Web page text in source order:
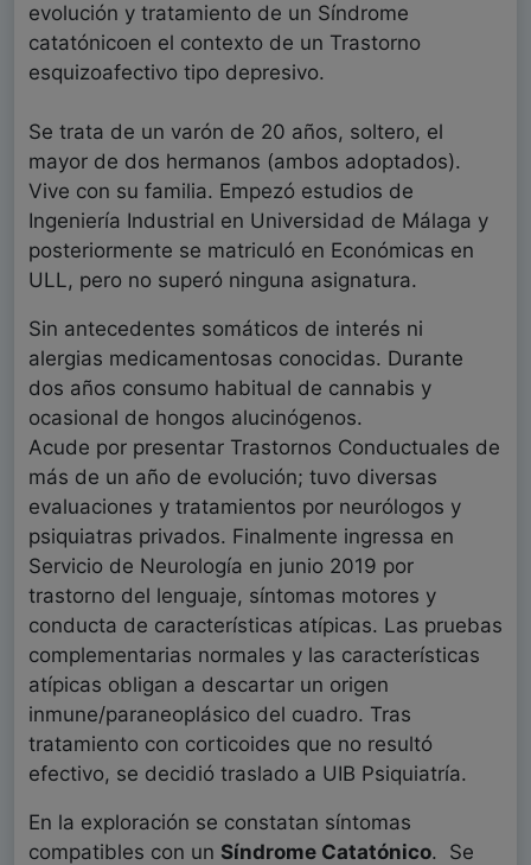
evolución y tratamiento de un Síndrome
catatónicoen el contexto de un Trastorno
esquizoafectivo tipo depresivo.
Se trata de un varón de 20 años, soltero, el
mayor de dos hermanos (ambos adoptados).
Vive con su familia. Empezó estudios de
Ingeniería Industrial en Universidad de Málaga y
posteriormente se matriculó en Económicas en
ULL, pero no superó ninguna asignatura.
Sin antecedentes somáticos de interés ni
alergias medicamentosas conocidas. Durante
dos años consumo habitual de cannabis y
ocasional de hongos alucinógenos.
Acude por presentar Trastornos Conductuales de
más de un año de evolución; tuvo diversas
evaluaciones y tratamientos por neurólogos y
psiquiatras privados. Finalmente ingressa en
Servicio de Neurología en junio 2019 por
trastorno del lenguaje, síntomas motores y
conducta de características atípicas. Las pruebas
complementarias normales y las características
atípicas obligan a descartar un origen
inmune/paraneoplásico del cuadro. Tras
tratamiento con corticoides que no resultó
efectivo, se decidió traslado a UIB Psiquiatría.
En la exploración se constatan síntomas
compatibles con un Síndrome Catatónico. Se